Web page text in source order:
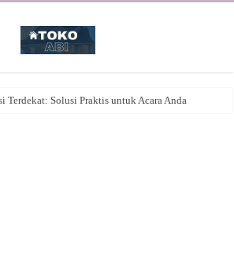
Terdekat: Solusi Praktis untuk Acara Anda